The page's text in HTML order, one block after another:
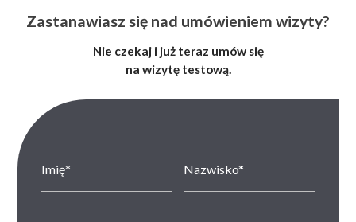
Zastanawiasz się nad umówieniem wizyty?
Nie czekaj i już teraz umów się
na wizytę testową.